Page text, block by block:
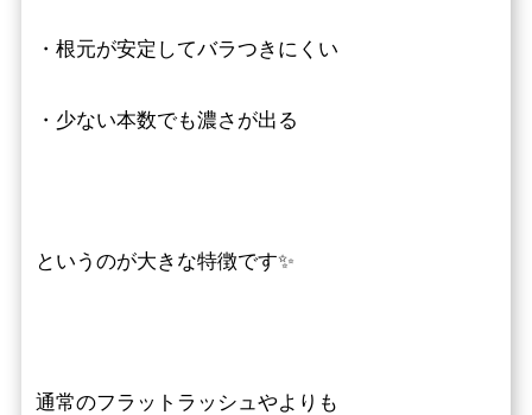
・根元が安定してバラつきにくい
・少ない本数でも濃さが出る
というのが大きな特徴です✨
通常のフラットラッシュやよりも